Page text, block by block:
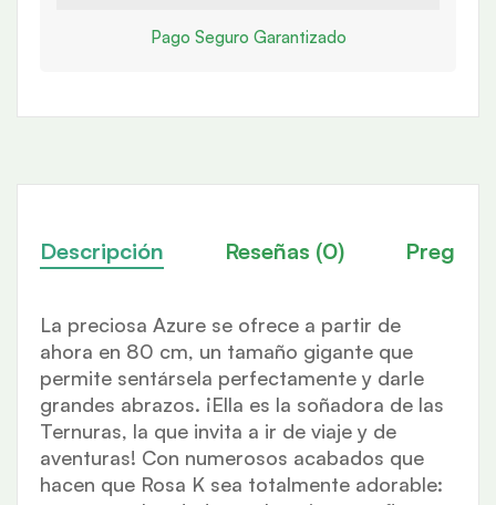
Pago Seguro Garantizado
Descripción Reseñas (0)
La preciosa Azure se ofrece a partir de
ahora en 80 cm, un tamaño gigante que
permite sentársela perfectamente y darle
grandes abrazos. ¡Ella es la soñadora de las
Ternuras, la que invita a ir de viaje y de
aventuras! Con numerosos acabados que
hacen que Rosa K sea totalmente adorable: